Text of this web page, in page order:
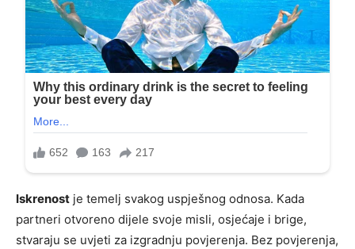
Iskrenost je temelj svakog uspješnog odnosa. Kada
partneri otvoreno dijele svoje misli, osjećaje i brige,
stvaraju se uvjeti za izgradnju povjerenja. Bez povjerenja,